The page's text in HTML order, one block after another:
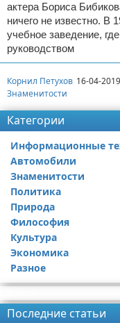
актера Бориса
ничего не известно. В
учебное заведение,
руководством
Корнил Петухов 16-04-
Знаменитости
Категории
Информационные
Автомобили
Знаменитости
Политика
Природа
Философия
Культура
Экономика
Разное
Последние статьи